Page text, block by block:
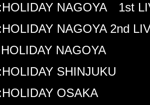
NAGOYA 1st
NAGOYA 2nd
NAGOYA
SHINJUKU
OSAKA